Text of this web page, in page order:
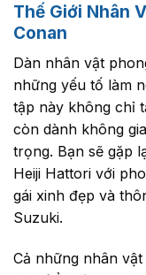
Thế Giới Nhân
Conan
Dàn nhân vật
những yếu tố làm
tập này không chỉ
còn dành không
trọng. Bạn sẽ gặp
Heiji Hattori với
gái xinh đẹp và
Suzuki.
Cả những nhân